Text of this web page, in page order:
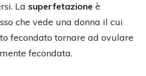
La superfetazione è
che vede una donna il cui
fecondato tornare ad ovulare
fecondata.